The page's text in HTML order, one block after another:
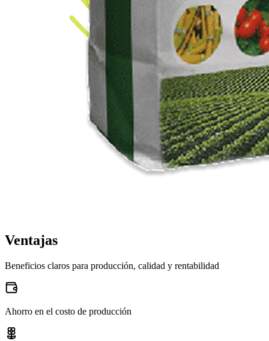
Ventajas
Beneficios claros para producción, calidad y rentabilidad
Ahorro en el costo de producción